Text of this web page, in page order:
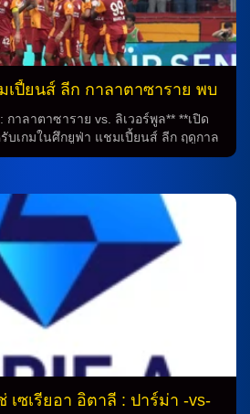
การเล่นของผู้เล่น และปัจจัยอื่นๆ […]
อกจากนี้ ความสนุกสนานและความตื่น
ฟุตบอลยูฟ่าแชมเปี้ยนส์ลีก จะเพิ่มขึ้น
งและความเข้มแข็งของตัวเองใน
จะไม่ควรพลาด สำหรับแฟนๆ ที่ติดตาม
ยนส์ลีก ศึกยูฟ่า นี่เป็นโอกาสที่ดีที่จะ
มากที่สุด ดังนั้น อย่าลืมตั้งเวลาดูการ
ารายกับลิเวอร์พูลในทีวีหรือออนไลน์
ตื่นเต้นและน่าสนใจที่จะเกิดขึ้นในศึกยู
านที่ต่างๆเพื่อเตรียมตัวให้พร้อมกับการ
บอลให้ได้คะแนนครบถ้วนในทุกๆการ
เคราะห์บอล: โอกาสและความสำเร็จ
ฟุตบอลเป็นสิ่งที่นักกีฬาและแฟนๆ ร่วม
เปี้ยนส์ ลีก กาลาตาซาราย พบ
าลาตาซาราย vs. ลิเวอร์พูล** **เปิด
บเกมในศึกยูฟ่า แชมเปี้ยนส์ ลีก ฤดูกาล
รเปิดตัวเกมในศึกยูฟ่า แชมเปี้ยนส์ ลีก
ชมเปี้ยนส์ ลีก กาลาตาซารายจะ
พูลเข้ามาเยือน RAMS Park ในเกมเปิด
ภายในวันอังคารที่ 30 กันยายน 2025
ประเทศไทย **โอคาน บูรุค กุนซือใหญ่
บูรุค กุนซือใหญ่จะนำทีมของเขาลง
มได้ชนะเกมล่าสุดอย่างมั่นคงกับทีมอลัน
แต่กลับมีผลงานไม่พอใจในเกมแรกของ
าย ไอน์ทรัค แฟรงค์เฟิร์ต 1-5 **เตรียม
เซเรียอา อิตาลี : ปาร์ม่า -vs-